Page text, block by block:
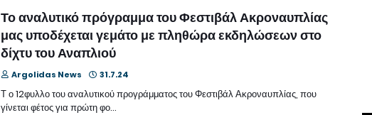
Το αναλυτικό πρόγραμμα του Φεστιβάλ Ακροναυπλίας
μας υποδέχεται γεμάτο με πληθώρα εκδηλώσεων στο
δίχτυ του Αναπλιού
Argolidas News 31.7.24
Τ ο 12φυλλο του αναλυτικού προγράμματος του Φεστιβάλ Ακροναυπλίας, που
γίνεται φέτος για πρώτη φο…